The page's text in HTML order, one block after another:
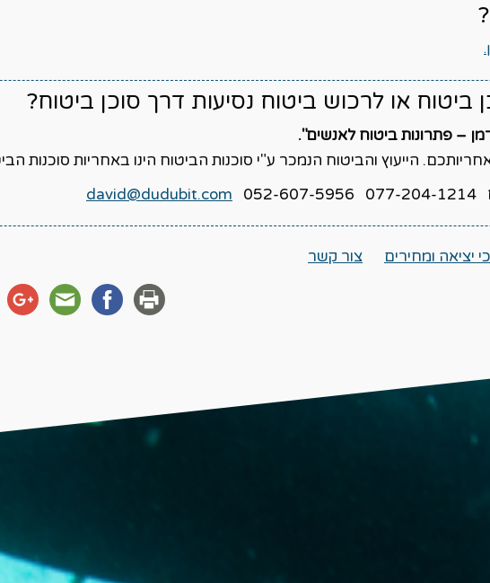
ביטוח או לרכוש ביטוח נסיעות דרך סוכן ביטוח?
– פתרונות ביטוח לאנשים".
הייעוץ והביטוח הנמכר ע"י סוכנות הביטוח הינו באחריות סוכנות
077-204-1214 052-607-5956
david@dudubit.com
יציאה ומחירים צור קשר